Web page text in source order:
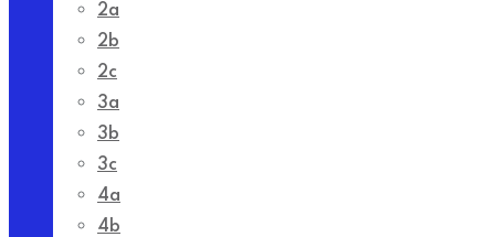
2a
2b
2c
3a
3b
3c
4a
4b